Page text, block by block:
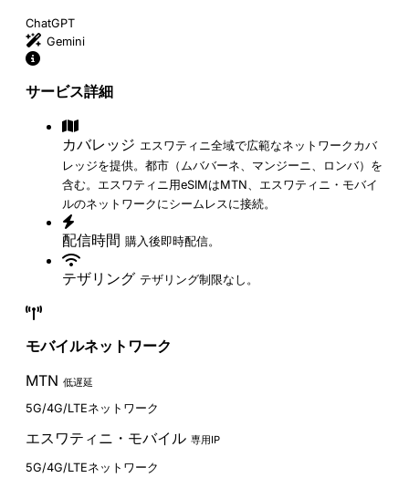
ChatGPT
Gemini
サービス詳細
カバレッジ エスワティニ全域で広範なネットワークカバ
レッジを提供。都市（ムババーネ、マンジーニ、ロンバ）を
含む。エスワティニ用eSIMはMTN、エスワティニ・モバイ
ルのネットワークにシームレスに接続。
配信時間 購入後即時配信。
テザリング テザリング制限なし。
モバイルネットワーク
MTN 低遅延
5G/4G/LTEネットワーク
エスワティニ・モバイル 専用IP
5G/4G/LTEネットワーク